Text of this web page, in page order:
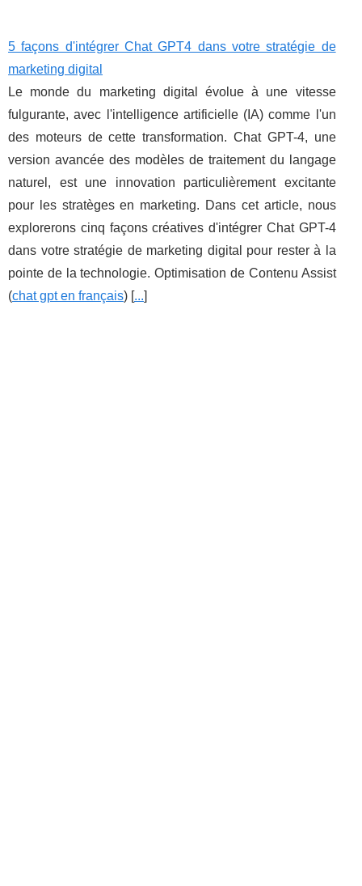
5 façons d'intégrer Chat GPT4 dans votre stratégie de
marketing digital
Le monde du marketing digital évolue à une vitesse
fulgurante, avec l'intelligence artificielle (IA) comme l'un
des moteurs de cette transformation. Chat GPT-4, une
version avancée des modèles de traitement du langage
naturel, est une innovation particulièrement excitante
pour les stratèges en marketing. Dans cet article, nous
explorerons cinq façons créatives d'intégrer Chat GPT-4
dans votre stratégie de marketing digital pour rester à la
pointe de la technologie. Optimisation de Contenu Assist
(chat gpt en français) [...]